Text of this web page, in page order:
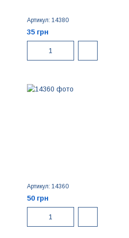
Артикул: 14380
35 грн
Артикул: 14360
50 грн